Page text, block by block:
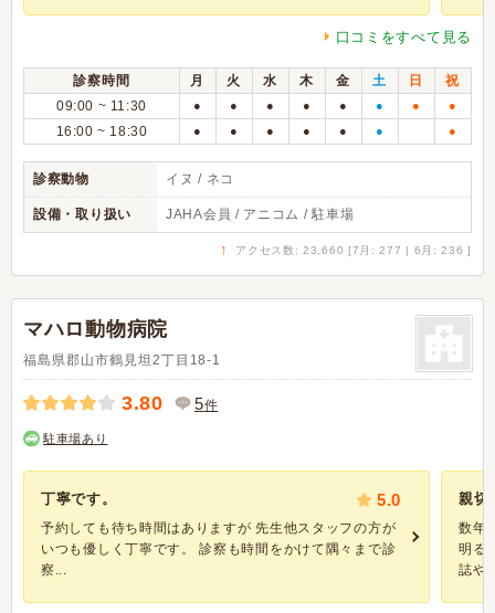
口コミをすべて見る
診察時間 月 火 水 木 金 土 日
祝
09:00 ~ 11:30
● ● ● ● ● ● ● ●
16:00 ~ 18:30 ● ● ● ● ● ● ●
診察動物 イヌ / ネコ
設備・取り扱い JAHA会員 / アニコム / 駐車場
↑ アクセス数: 23,660 [7月: 277 | 6月: 236 ]
マハロ動物病院
福島県郡山市鶴見坦2丁目18-1
3.80 5件
駐車場あり
丁寧です。 5.0
予約しても待ち時間はありますが 先生他スタッフの方が
いつも優しく丁寧です。 診察も時間をかけて隅々まで診
察...
親切
数年
明る
誌や